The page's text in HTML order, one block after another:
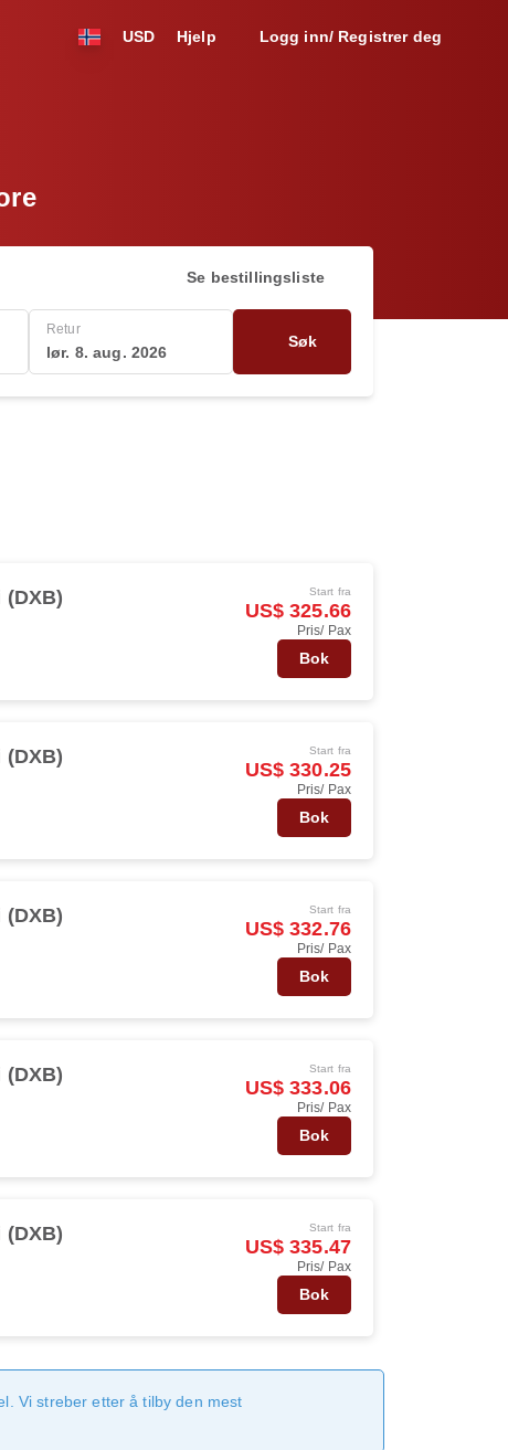
USD Hjelp Logg inn/ Registrer deg
Se bestillingsliste
Retur
lør. 8. aug. 2026
Søk
(DXB) Start fra
US$ 325.66
Pris/ Pax
Bok
(DXB) Start fra
US$ 330.25
Pris/ Pax
Bok
(DXB) Start fra
US$ 332.76
Pris/ Pax
Bok
(DXB) Start fra
US$ 333.06
Pris/ Pax
Bok
(DXB) Start fra
US$ 335.47
Pris/ Pax
Bok
Vi streber etter å tilby den mest